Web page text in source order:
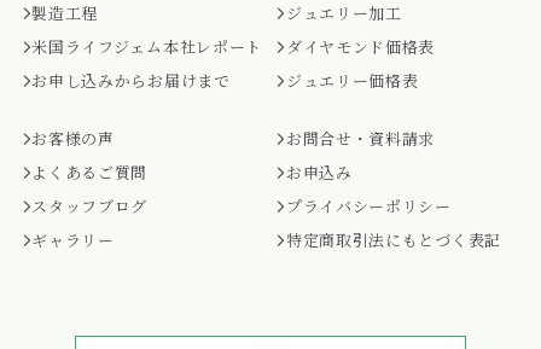
製造工程
米国ライフジェム本社レポート
お申し込みからお届けまで
ジュエリー加工
ダイヤモンド価格表
ジュエリー価格表
お客様の声
よくあるご質問
スタッフブログ
ギャラリー
お問合せ・資料請求
お申込み
プライバシーポリシー
特定商取引法にもとづく表記